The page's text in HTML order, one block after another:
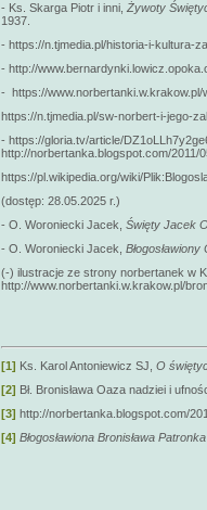
- Ks. Skarga Piotr i inni, Żywoty
1937.
- https://n.tjmedia.pl/historia-i-kultura-
- http://
- https://www.norbertanki.w.krakow.pl/
https://n.tjmedia.pl/sw-norbert-i-jego-
- https://gloria.tv/article/
http://norbertanka.blogspot.com/2011/
https://pl.wikipedia.org/wiki/
(dostęp: 28.05.2025 r.)
- O. Woroniecki Jacek, Święty Jacek
- O. Woroniecki Jacek,
(-) ilustracje ze strony norbertanek w
http://www.norbertanki.w.krakow.pl/
[1] Ks. Karol Antoniewicz SJ, O
[2] Bł. Bronisława Oaza nadziei i
[3] http://norbertanka.blogspot.com/
[4] Błogosławiona Bronisława